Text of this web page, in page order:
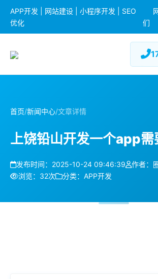
APP开发 | 网站建设 | 小程序开发 | SEO
优化
们
首页/新闻中心/文章详情
上饶铅山开发一个app需
发布时间：2025-10-24 09:46:39
作者：
浏览：32次
分类：APP开发